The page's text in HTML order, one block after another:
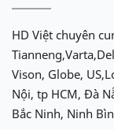
HD Việt chuyên
Vison, Globe,
Nội, tp HCM, Đà
Bắc Ninh, Ninh